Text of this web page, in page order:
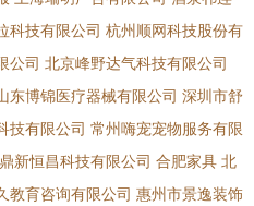
科技有限公司 杭州顺网科技股份有
公司 北京峰野达气科技有限公司
东博锦医疗器械有限公司 深圳市舒
技有限公司 常州嗨宠宠物服务有限
新恒昌科技有限公司 合肥家具 北
教育咨询有限公司 惠州市景逸装饰